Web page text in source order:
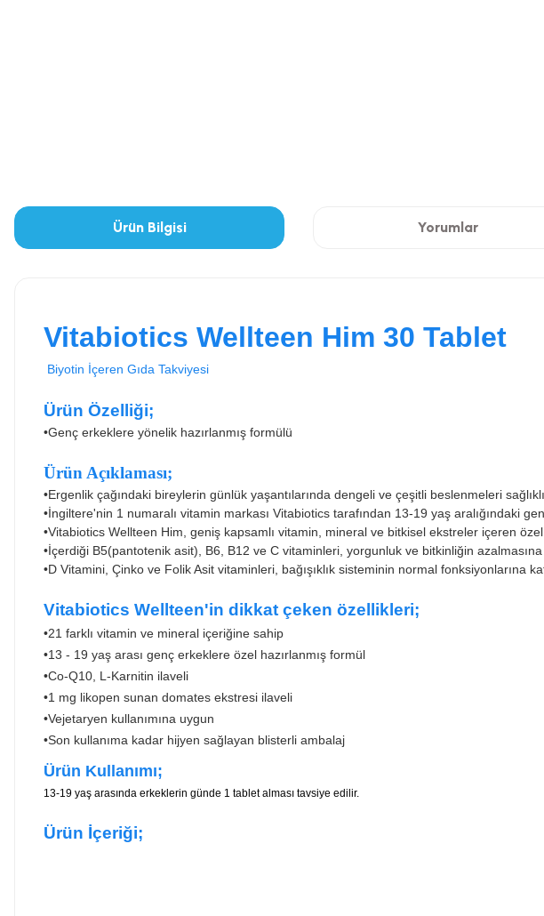
Ürün Bilgisi Yorumlar
Vitabiotics Wellteen Him 30 Tablet
Biyotin İçeren Gıda Takviyesi
Ürün Özelliği;
•Genç erkeklere yönelik hazırlanmış formülü
Ürün Açıklaması;
•Ergenlik çağındaki bireylerin günlük yaşantılarında dengeli ve çeşitli beslenmeleri
•İngiltere'nin 1 numaralı vitamin markası Vitabiotics tarafından 13-19 yaş aralığındaki
•Vitabiotics Wellteen Him, geniş kapsamlı vitamin, mineral ve bitkisel ekstreler içeren
•İçerdiği B5(pantotenik asit), B6, B12 ve C vitaminleri, yorgunluk ve bitkinliğin
•D Vitamini, Çinko ve Folik Asit vitaminleri, bağışıklık sisteminin normal fonksiyonlarına
Vitabiotics Wellteen'in dikkat çeken özellikleri;
•21 farklı vitamin ve mineral içeriğine sahip
•13 - 19 yaş arası genç erkeklere özel hazırlanmış formül
•Co-Q10, L-Karnitin ilaveli
•1 mg likopen sunan domates ekstresi ilaveli
•Vejetaryen kullanımına uygun
•Son kullanıma kadar hijyen sağlayan blisterli ambalaj
Ürün Kullanımı;
13-19 yaş arasında erkeklerin günde 1 tablet alması tavsiye edilir.
Ürün İçeriği;